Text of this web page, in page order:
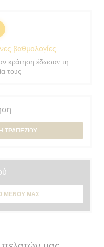
βαθμολογίες
κράτηση έδωσαν τη
τους
ΤΡΑΠΕΖΙΟΎ
ΜΕΝΟΎ ΜΑΣ